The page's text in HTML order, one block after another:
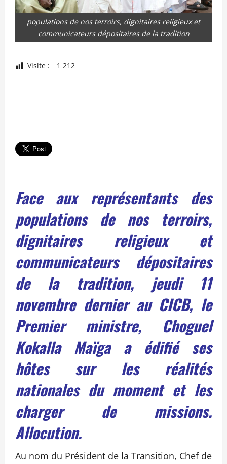
populations de nos terroirs, dignitaires religieux et
communicateurs dépositaires de la tradition
Visite : 1 212
Face aux représentants des
populations de nos terroirs,
dignitaires religieux et
communicateurs dépositaires
de la tradition, jeudi 11
novembre dernier au CICB, le
Premier ministre, Choguel
Kokalla Maïga a édifié ses
hôtes sur les réalités
nationales du moment et les
charger de missions.
Allocution.
Au nom du Président de la Transition, Chef de